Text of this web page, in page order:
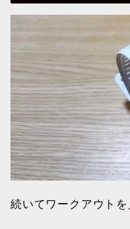
続いてワークアウトを